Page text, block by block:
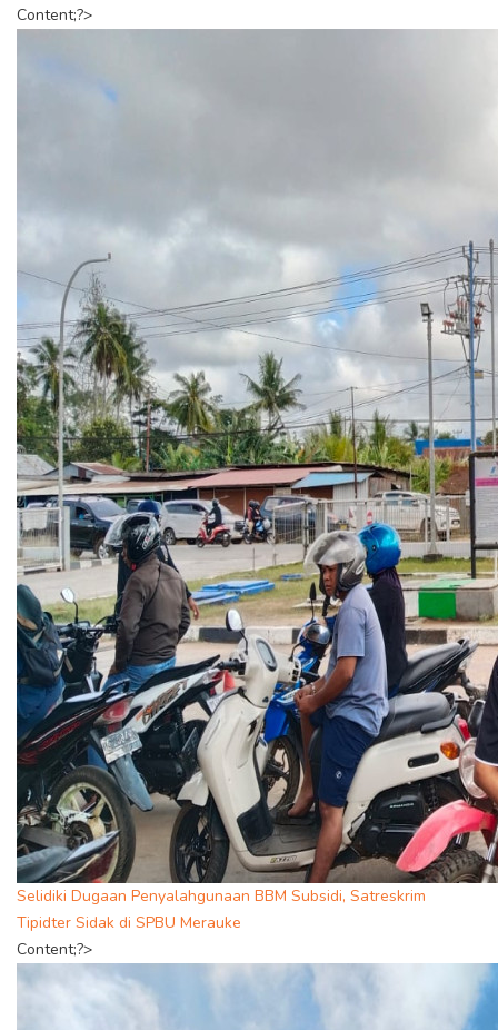
Content;?>
Selidiki Dugaan Penyalahgunaan BBM Subsidi, Satreskrim
Tipidter Sidak di SPBU Merauke
Content;?>